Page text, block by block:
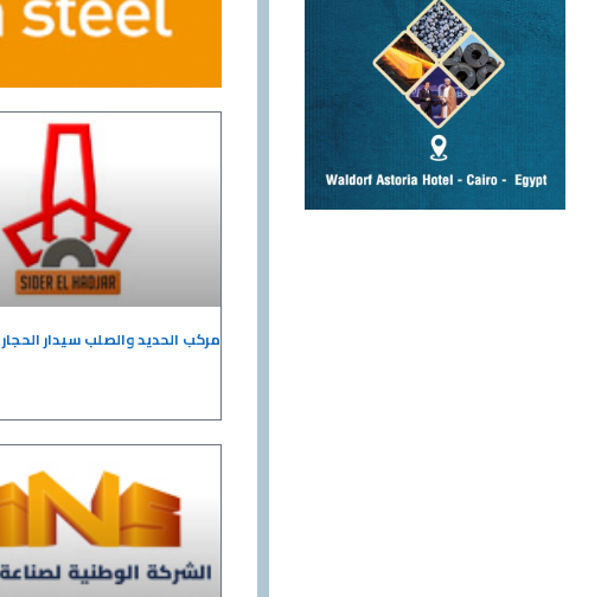
مركب الحديد والصلب سيدار الحجار